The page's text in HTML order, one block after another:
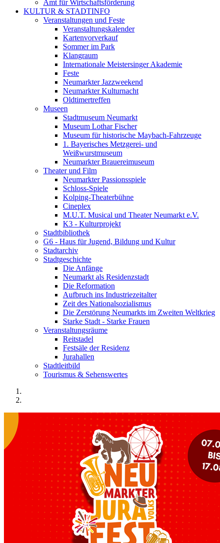
Amt für Wirtschaftsförderung
KULTUR & STADTINFO
Veranstaltungen und Feste
Veranstaltungskalender
Kartenvorverkauf
Sommer im Park
Klangraum
Internationale Meistersinger Akademie
Feste
Neumarkter Jazzweekend
Neumarkter Kulturnacht
Oldtimertreffen
Museen
Stadtmuseum Neumarkt
Museum Lothar Fischer
Museum für historische Maybach-Fahrzeuge
1. Bayerisches Metzgerei- und
Weißwurstmuseum
Neumarkter Brauereimuseum
Theater und Film
Neumarkter Passionsspiele
Schloss-Spiele
Kolping-Theaterbühne
Cineplex
M.U.T. Musical und Theater Neumarkt e.V.
K3 - Kulturprojekt
Stadtbibliothek
G6 - Haus für Jugend, Bildung und Kultur
Stadtarchiv
Stadtgeschichte
Die Anfänge
Neumarkt als Residenzstadt
Die Reformation
Aufbruch ins Industriezeitalter
Zeit des Nationalsozialismus
Die Zerstörung Neumarkts im Zweiten Weltkrieg
Starke Stadt - Starke Frauen
Veranstaltungsräume
Reitstadel
Festsäle der Residenz
Jurahallen
Stadtleitbild
Tourismus & Sehenswertes